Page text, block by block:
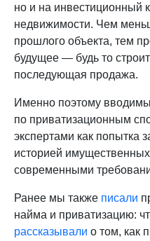
но и на инвестиционный
недвижимости. Чем
прошлого объекта, тем
будущее — будь то
последующая продажа.
Именно поэтому
по приватизационным
экспертами как попытка
историей
современными
Ранее мы также писали
найма и приватизацию:
рассказывали о том, как